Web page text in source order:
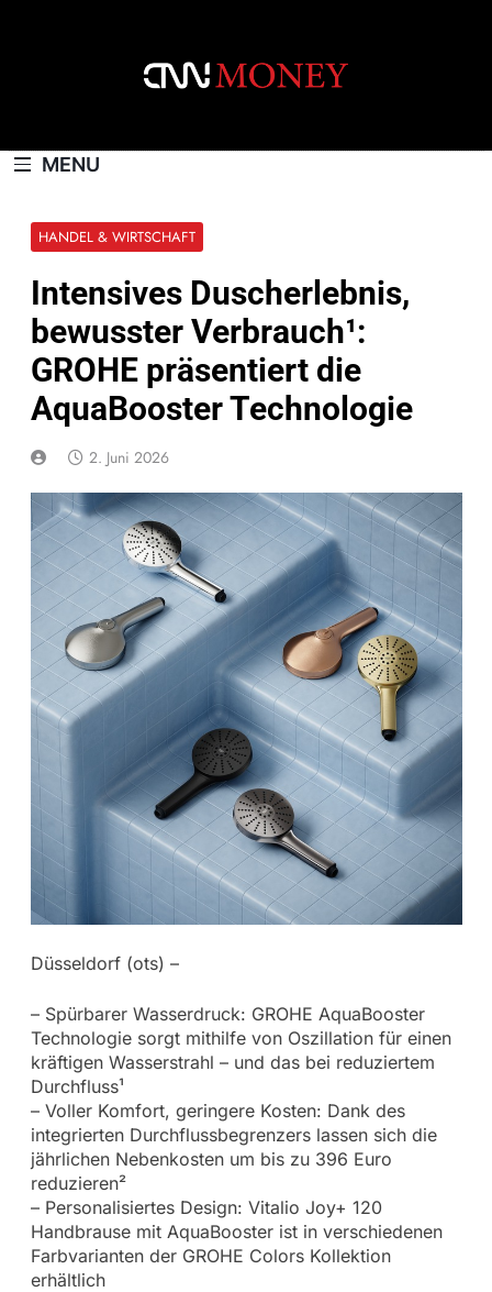
MENU
HANDEL & WIRTSCHAFT
Intensives Duscherlebnis,
bewusster Verbrauch¹:
GROHE präsentiert die
AquaBooster Technologie
2. Juni 2026
Düsseldorf (ots) –
– Spürbarer Wasserdruck: GROHE AquaBooster
Technologie sorgt mithilfe von Oszillation für einen
kräftigen Wasserstrahl – und das bei reduziertem
Durchfluss¹
– Voller Komfort, geringere Kosten: Dank des
integrierten Durchflussbegrenzers lassen sich die
jährlichen Nebenkosten um bis zu 396 Euro
reduzieren²
– Personalisiertes Design: Vitalio Joy+ 120
Handbrause mit AquaBooster ist in verschiedenen
Farbvarianten der GROHE Colors Kollektion
erhältlich